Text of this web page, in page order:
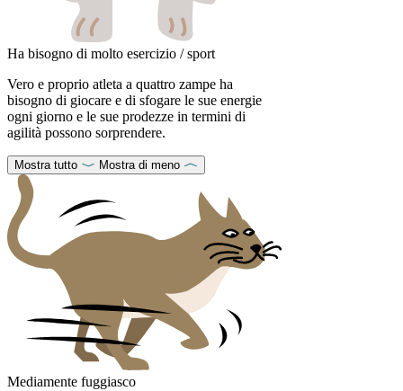
Ha bisogno di molto esercizio / sport
Vero e proprio atleta a quattro zampe ha
bisogno di giocare e di sfogare le sue energie
ogni giorno e le sue prodezze in termini di
agilità possono sorprendere.
Mostra tutto Mostra di meno
Mediamente fuggiasco